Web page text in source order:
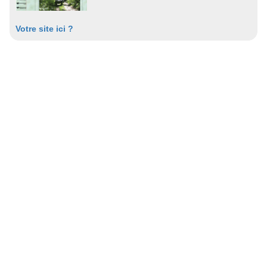
Votre site ici ?